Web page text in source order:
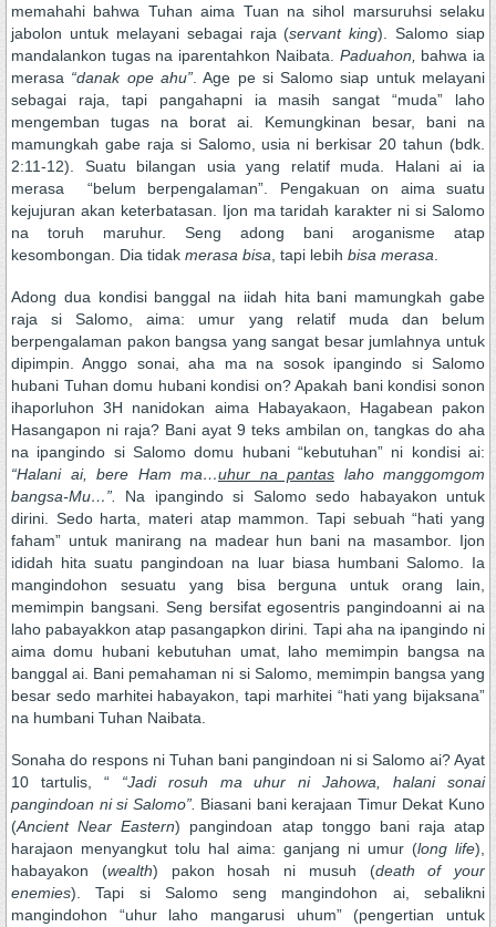
memahahi bahwa Tuhan aima Tuan na sihol marsuruhsi selaku
jabolon untuk melayani sebagai raja (servant king). Salomo siap
mandalankon tugas na iparentahkon Naibata. Paduahon, bahwa ia
merasa “danak ope ahu”. Age pe si Salomo siap untuk melayani
sebagai raja, tapi pangahapni ia masih sangat “muda” laho
mengemban tugas na borat ai. Kemungkinan besar, bani na
mamungkah gabe raja si Salomo, usia ni berkisar 20 tahun (bdk.
2:11-12). Suatu bilangan usia yang relatif muda. Halani ai ia
merasa “belum berpengalaman”. Pengakuan on aima suatu
kejujuran akan keterbatasan. Ijon ma taridah karakter ni si Salomo
na toruh maruhur. Seng adong bani aroganisme atap
kesombongan. Dia tidak merasa bisa , tapi lebih bisa merasa
Adong dua kondisi banggal na iidah hita bani mamungkah gabe
raja si Salomo, aima: umur yang relatif muda dan belum
berpengalaman pakon bangsa yang sangat besar jumlahnya untuk
dipimpin. Anggo sonai, aha ma na sosok ipangindo si Salomo
hubani Tuhan domu hubani kondisi on? Apakah bani kondisi sonon
ihaporluhon 3H nanidokan aima Habayakaon, Hagabean pakon
Hasangapon ni raja? Bani ayat 9 teks ambilan on, tangkas do aha
na ipangindo si Salomo domu hubani “kebutuhan” ni kondisi ai:
“Halani ai, bere Ham ma…uhur na pantas laho manggomgom
bangsa-Mu…”.
Na ipangindo si Salomo sedo habayakon untuk
dirini. Sedo harta, materi atap mammon. Tapi sebuah “hati yang
faham” untuk manirang na madear hun bani na masambor. Ijon
ididah hita suatu pangindoan na luar biasa humbani Salomo. Ia
mangindohon sesuatu yang bisa berguna untuk orang lain,
memimpin bangsani. Seng bersifat egosentris pangindoanni ai na
laho pabayakkon atap pasangapkon dirini. Tapi aha na ipangindo ni
aima domu hubani kebutuhan umat, laho memimpin bangsa na
banggal ai. Bani pemahaman ni si Salomo, memimpin bangsa yang
besar sedo marhitei habayakon, tapi marhitei “hati yang bijaksana”
na humbani Tuhan Naibata.
Sonaha do respons ni Tuhan bani pangindoan ni si Salomo ai? Ayat
10 tartulis, “ “Jadi rosuh ma uhur ni Jahowa, halani sonai
pangindoan ni si Salomo”. Biasani bani kerajaan Timur Dekat Kuno
(Ancient Near Eastern) pangindoan atap tonggo bani raja atap
harajaon menyangkut tolu hal aima: ganjang ni umur (long life),
habayakon (wealth) pakon hosah ni musuh (death of your
enemies). Tapi si Salomo seng mangindohon ai, sebalikni
mangindohon “uhur laho mangarusi uhum” (pengertian untuk